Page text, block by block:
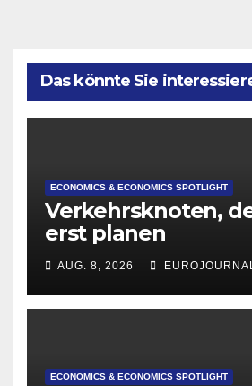
Das könnte Sie
ECONOMICS & ECONOMICS SPOTLIGHT
Verkehrsknoten,
erst planen
AUG. 8, 2026
ECONOMICS & ECONOMICS SPOTLIGHT